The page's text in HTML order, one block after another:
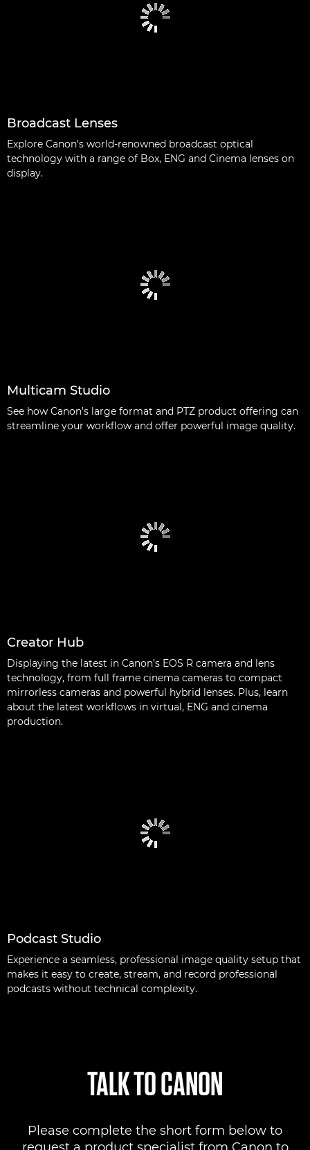
Broadcast Lenses
Explore Canon’s world-renowned broadcast optical
technology with a range of Box, ENG and Cinema lenses on
display.
Multicam Studio
See how Canon’s large format and PTZ product offering can
streamline your workflow and offer powerful image quality.
Creator Hub
Displaying the latest in Canon’s EOS R camera and lens
technology, from full frame cinema cameras to compact
mirrorless cameras and powerful hybrid lenses. Plus, learn
about the latest workflows in virtual, ENG and cinema
production.
Podcast Studio
Experience a seamless, professional image quality setup that
makes it easy to create, stream, and record professional
podcasts without technical complexity.
TALK TO CANON
Please complete the short form below to